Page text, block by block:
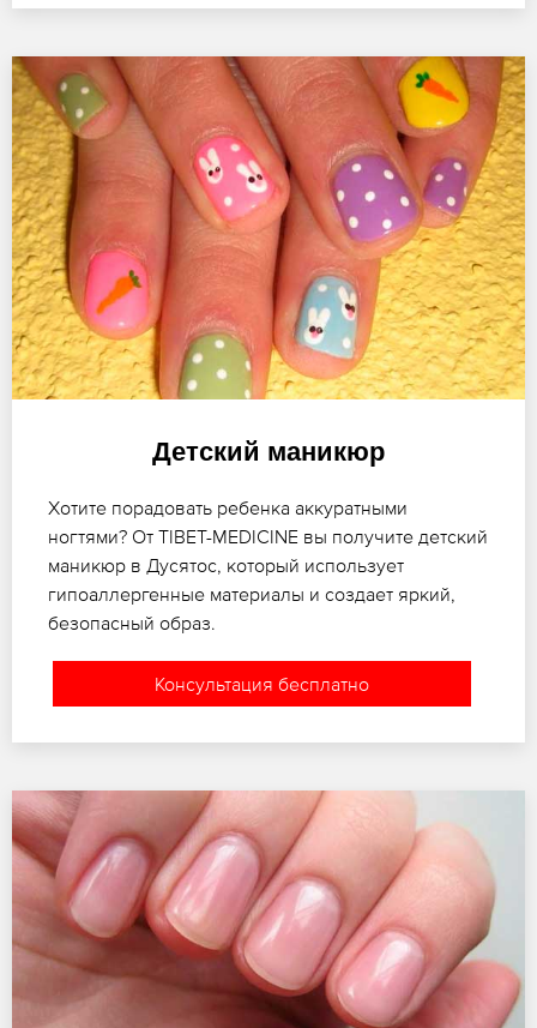
Детский маникюр
Хотите порадовать ребенка аккуратными
ногтями? От TIBET-MEDICINE вы получите детский
маникюр в Дусятос, который использует
гипоаллергенные материалы и создает яркий,
безопасный образ.
Консультация бесплатно